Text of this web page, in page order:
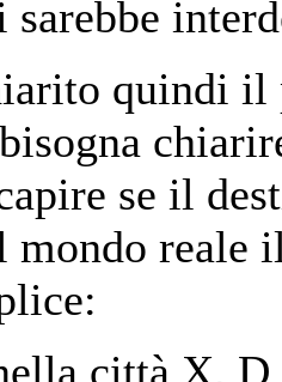
sarebbe
quindi il
se il
reale
città X.